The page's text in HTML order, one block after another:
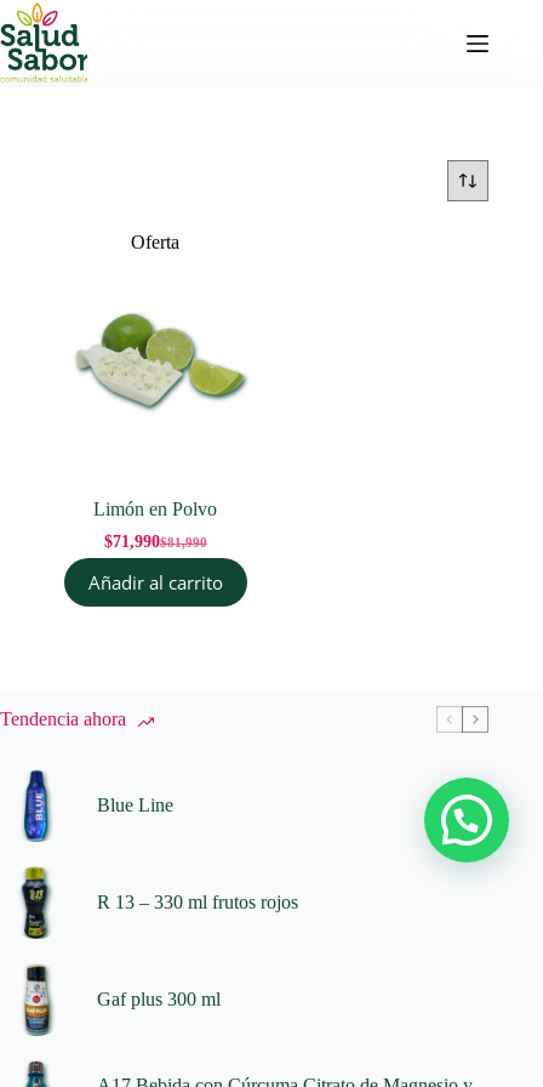
Saltar
al
contenido
Oferta
Limón en Polvo
$81,990
El
original
era:
$71,990El
actual
es:
Añadir al carrito
Tendencia ahora
Blue Line
R 13 – 330 ml frutos rojos
Gaf plus 300 ml